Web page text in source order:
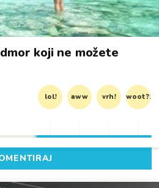
koji ne možete
lol! aww vrh! woot?!